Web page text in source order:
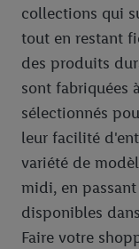
collections qui
tout en restant
des produits
sont fabriquées
sélectionnés
leur facilité
variété de
midi, en
disponibles
Faire votre